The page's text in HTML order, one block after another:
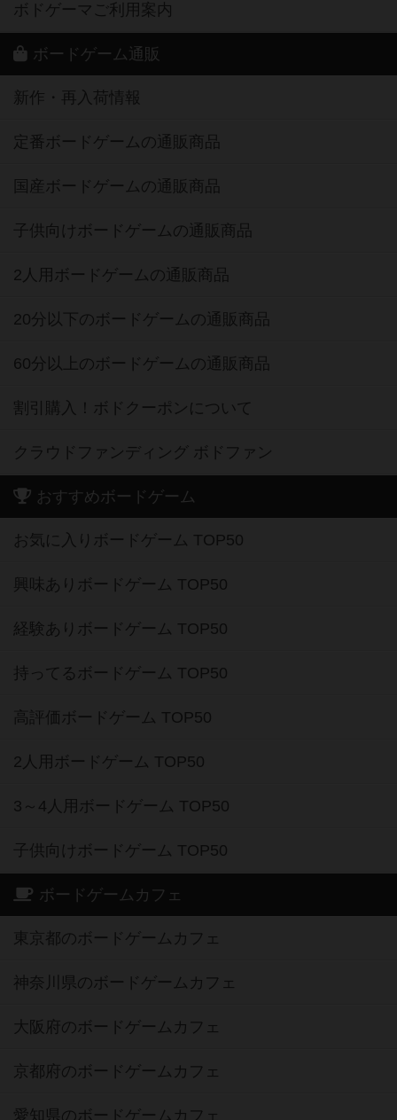
ボドゲーマご利用案内
ボードゲーム通販
新作・再入荷情報
定番ボードゲームの通販商品
国産ボードゲームの通販商品
子供向けボードゲームの通販商品
2人用ボードゲームの通販商品
20分以下のボードゲームの通販商品
60分以上のボードゲームの通販商品
割引購入！ボドクーポンについて
クラウドファンディング ボドファン
おすすめボードゲーム
お気に入りボードゲーム TOP50
興味ありボードゲーム TOP50
経験ありボードゲーム TOP50
持ってるボードゲーム TOP50
高評価ボードゲーム TOP50
2人用ボードゲーム TOP50
3～4人用ボードゲーム TOP50
子供向けボードゲーム TOP50
ボードゲームカフェ
東京都のボードゲームカフェ
神奈川県のボードゲームカフェ
大阪府のボードゲームカフェ
京都府のボードゲームカフェ
愛知県のボードゲームカフェ